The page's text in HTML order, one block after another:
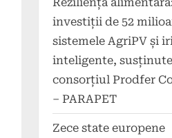
investiții de 52
sistemele AgriPV și
inteligente,
consorțiul Prodfer
– PARAPET
Zece state europene